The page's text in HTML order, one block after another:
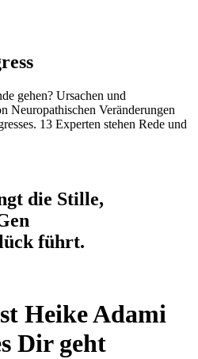
gehen? Ursachen und
Neuropathischen Veränderungen
13 Experten stehen Rede und
die Stille,
führt.
Heike Adami
Dir geht